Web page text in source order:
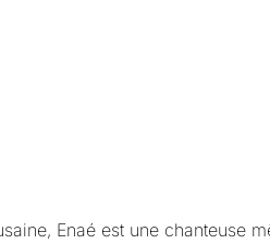
Enaé est une chanteuse